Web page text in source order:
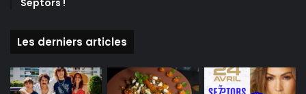
Les derniers articles